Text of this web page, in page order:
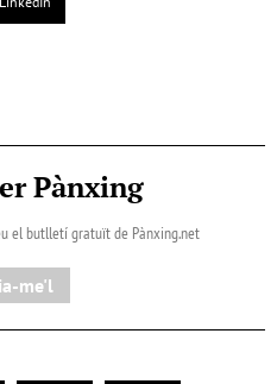
Pànxing
el butlletí gratuït de Pànxing.net​
me'l